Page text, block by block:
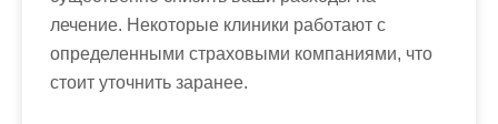
лечение. Некоторые клиники работают с
определенными страховыми компаниями, что
стоит уточнить заранее.